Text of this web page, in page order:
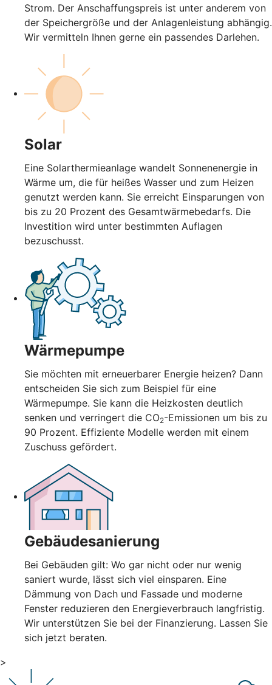
Strom. Der Anschaffungspreis ist unter anderem von
der Speichergröße und der Anlagenleistung abhängig.
Wir vermitteln Ihnen gerne ein passendes Darlehen.
Solar
Eine Solarthermieanlage wandelt Sonnenenergie in
Wärme um, die für heißes Wasser und zum Heizen
genutzt werden kann. Sie erreicht Einsparungen von
bis zu 20 Prozent des Gesamtwärmebedarfs. Die
Investition wird unter bestimmten Auflagen
bezuschusst.
Wärmepumpe
Sie möchten mit erneuerbarer Energie heizen? Dann
entscheiden Sie sich zum Beispiel für eine
Wärmepumpe. Sie kann die Heizkosten deutlich
senken und verringert die CO2-Emissionen um bis zu
90 Prozent. Effiziente Modelle werden mit einem
Zuschuss gefördert.
Gebäudesanierung
Bei Gebäuden gilt: Wo gar nicht oder nur wenig
saniert wurde, lässt sich viel einsparen. Eine
Dämmung von Dach und Fassade und moderne
Fenster reduzieren den Energieverbrauch langfristig.
Wir unterstützen Sie bei der Finanzierung. Lassen Sie
sich jetzt beraten.
>